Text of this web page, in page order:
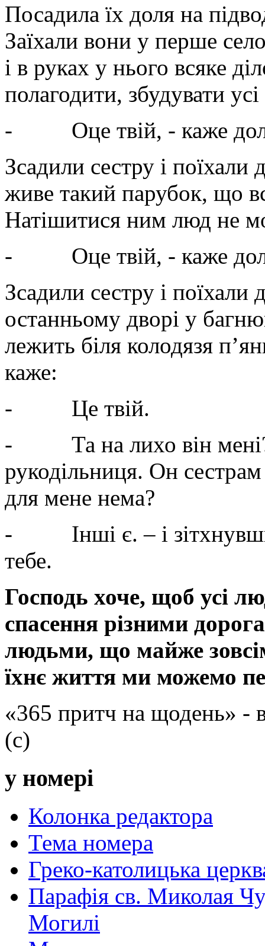
Посадила їх доля на
Заїхали вони у перше
і в руках у нього всяке
полагодити, збудувати
- Оце твій, - каже
Зсадили сестру і поїхали
живе такий парубок, що
Натішитися ним люд не
- Оце твій, - каже
Зсадили сестру і поїхали
останньому дворі у
лежить біля колодязя
каже:
- Це твій.
- Та на лихо він
рукодільниця. Он
для мене нема?
- Інші є. – і
тебе.
Господь хоче, щоб усі
спасення різними
людьми, що майже
їхнє життя ми можемо
«365 притч на щодень» -
(с)
у номері
Колонка редактора
Тема номера
Греко-католицька
Парафія св. Миколая
Могилі